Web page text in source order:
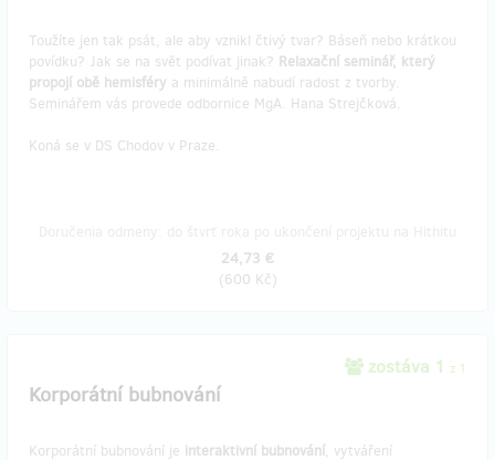
Toužíte jen tak psát, ale aby vznikl čtivý tvar? Báseň nebo krátkou
povídku? Jak se na svět podívat jinak? Relaxační seminář, který
propojí obě hemisféry a minimálně nabudí radost z tvorby.
Seminářem vás provede odbornice MgA. Hana Strejčková.
Koná se v DS Chodov v Praze.
24,73 €
(600 Kč)
zostáva 1 z 1
Korporátní bubnování
Korporátní bubnování je interaktivní bubnování, vytváření